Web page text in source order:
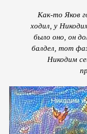
Как-то Яков
ходил, у
было оно, он
балдел, тот
Никодим